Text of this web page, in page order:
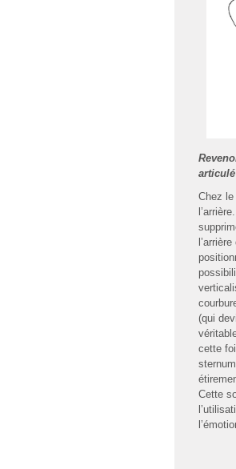
articulé
Chez
(qui
cette
Cette